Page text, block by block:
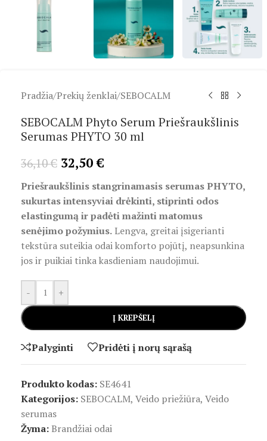
Pradžia/Prekių ženklai/SEBOCALM
SEBOCALM Phyto Serum Priešraukšlinis
Serumas PHYTO 30 ml
36,10€ 32,50€
Priešraukšlinis stangrinamasis serumas PHYTO,
sukurtas intensyviai drėkinti, stiprinti odos
elastingumą ir padėti mažinti matomus
senėjimo požymius. Lengva, greitai įsigerianti
tekstūra suteikia odai komforto pojūtį, neapsunkina
jos ir puikiai tinka kasdieniam naudojimui.
- +
Į KREPŠELĮ
Palyginti Pridėti į norų sąrašą
Produkto kodas: SE4641
Kategorijos: SEBOCALM, Veido priežiūra, Veido
serumas
Žyma: Brandžiai odai